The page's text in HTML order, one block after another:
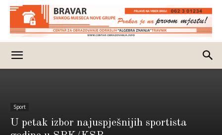
Sport
U petak izbor najuspješnijih sportista